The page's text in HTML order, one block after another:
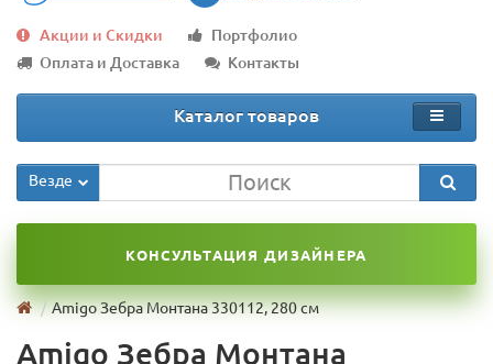
Акции и Скидки
Портфолио
Оплата и Доставка
Контакты
Каталог товаров
Везде
КОНСУЛЬТАЦИЯ ДИЗАЙНЕРА
Amigo Зебра Монтана 330112, 280 см
Amigo Зебра Монтана